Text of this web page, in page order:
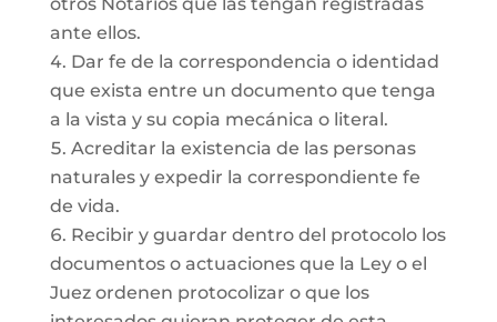
ante ellos.
Dar fe de la correspondencia o identidad
que exista entre un documento que tenga
a la vista y su copia mecánica o literal.
Acreditar la existencia de las personas
naturales y expedir la correspondiente fe
de vida.
Recibir y guardar dentro del protocolo los
documentos o actuaciones que la Ley o el
Juez ordenen protocolizar o que los